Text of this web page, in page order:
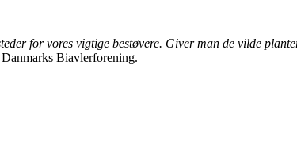
for vores vigtige bestøvere. Giver man de vilde
Biavlerforening.